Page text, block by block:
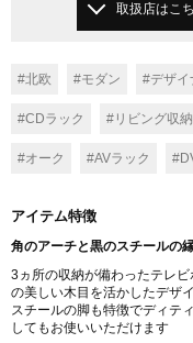
取扱店はこ
#北欧 #モダン #デザイ
#CDラック #リビング収納
#オーク #AVラック
アイテム特徴
角のアーチと黒のスチールの
3ヵ所の収納が備わったテレ
の美しい木目を活かしたデザ
スチールの脚も特徴でディテ
してもお使いいただけます